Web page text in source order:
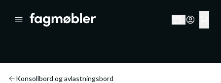
Konsollbord og avlastningsbord